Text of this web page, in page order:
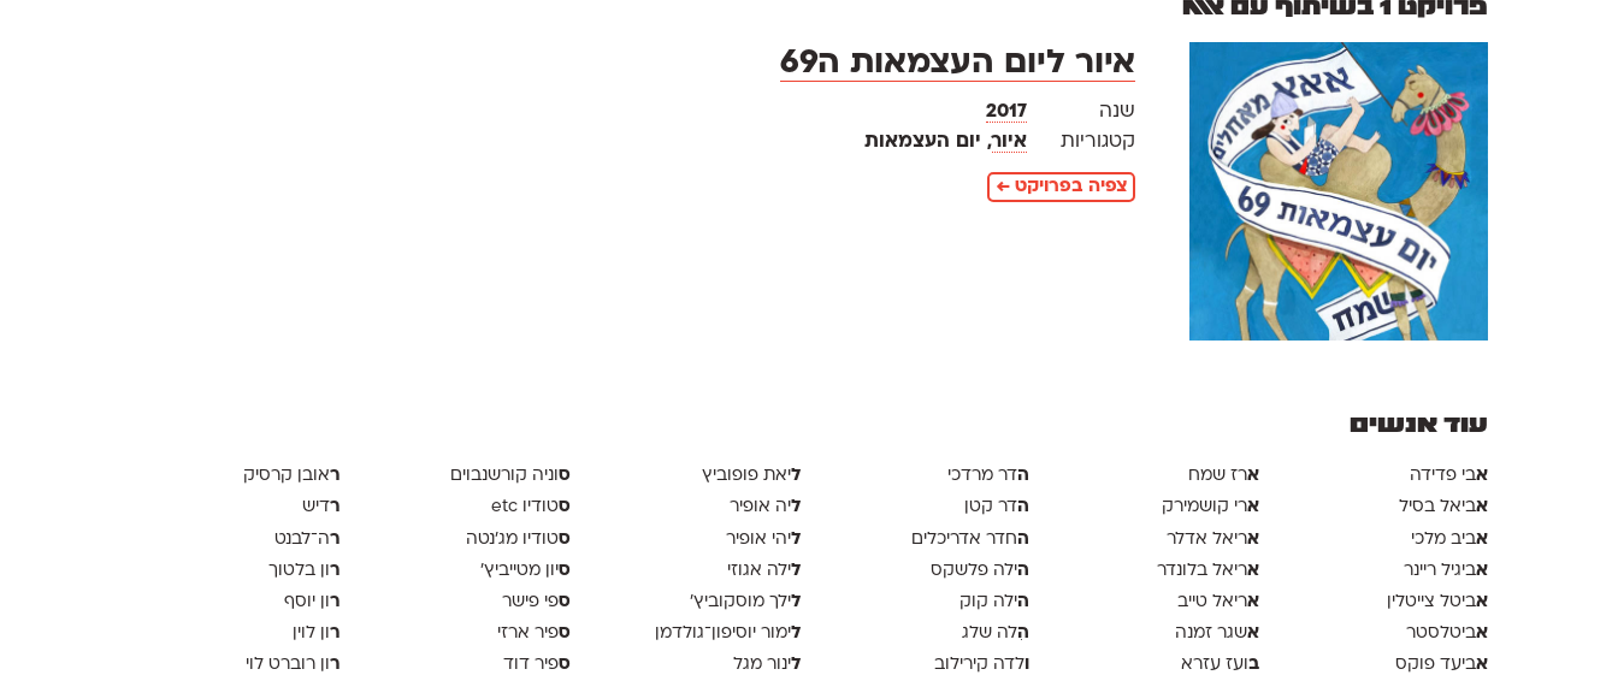
פרויקט 1 בשיתוף עם אאא
איור ליום העצמאות ה69
שנה
2017
קטגוריות
איור, יום העצמאות
צפיה בפרויקט ←
עוד אנשים
אבי פדידה
אביאל בסיל
אביב מלכי
אביגיל ריינר
אביטל צייטלין
אביטלסטר
אביעד פוקס
ארז שמח
ארי קושמירק
אריאל אדלר
אריאל בלונדר
אריאל טייב
אשגר זמנה
ב ועז עזרא
הדר מרדכי
הדר קטן
החדר אדריכלים
הילה פלשקס
הילה קוק
הִלה שלג
ולדה קירילוב
ליאת פופוביץ
ליה אופיר
ליהי אופיר
לילה אגוזי
לילך מוסקוביץ'
לימור יוסיפון־גולדמן
לינור מגל
ס וניה קורשנבוים
סטודיו etc
סטודיו מג'נטה
סיון מטייביץ׳
ספי פישר
ספיר ארזי
ספיר דוד
ראובן קרסיק
רדיש
רה־לבנט
רון בלטוך
רון יוסף
רון לוין
רון רוברט לוי